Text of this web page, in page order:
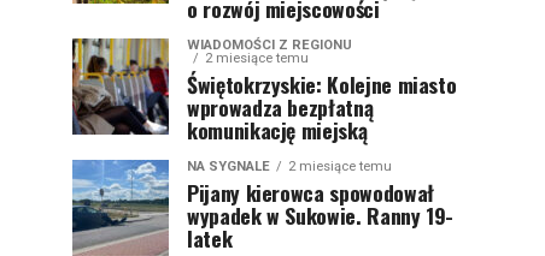
o rozwój miejscowości
WIADOMOŚCI Z REGIONU
2 miesiące temu
Świętokrzyskie: Kolejne miasto
wprowadza bezpłatną
komunikację miejską
NA SYGNALE 2 miesiące temu
Pijany kierowca spowodował
wypadek w Sukowie. Ranny 19-
latek